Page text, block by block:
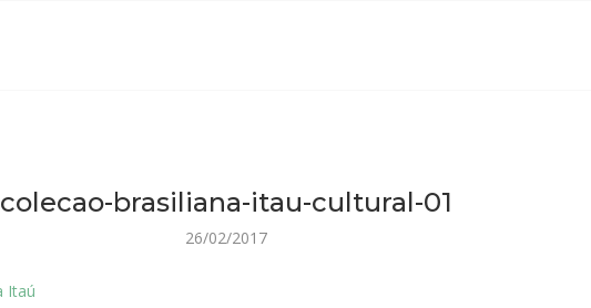
colecao-brasiliana-itau-cultural-01
26/02/2017